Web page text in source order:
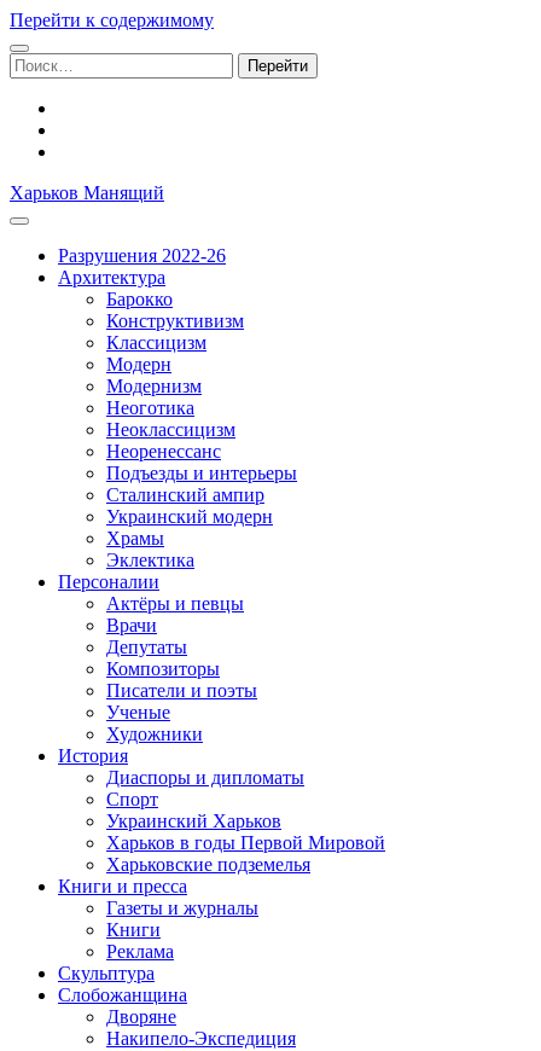
Перейти к содержимому
Поиск:
Харьков Манящий
Разрушения 2022-26
Архитектура
Барокко
Конструктивизм
Классицизм
Модерн
Модернизм
Неоготика
Неоклассицизм
Неоренессанс
Подъезды и интерьеры
Сталинский ампир
Украинский модерн
Храмы
Эклектика
Персоналии
Актёры и певцы
Врачи
Депутаты
Композиторы
Писатели и поэты
Ученые
Художники
История
Диаспоры и дипломаты
Спорт
Украинский Харьков
Харьков в годы Первой Мировой
Харьковские подземелья
Книги и пресса
Газеты и журналы
Книги
Реклама
Скульптура
Слобожанщина
Дворяне
Накипело-Экспедиция